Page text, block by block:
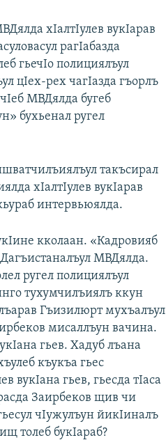
хIалтIулев вукIарав
рагIабазда
гьечIо полициялъул
цIех-рех чагIазда гъорлъ
МВДялда бугеб
бухьенал ругел
такъсирал
хIалтIулев вукIарав
интервьюялда.
кколаан. «Кадровияб
МВДялда.
ругел полициялъул
тухумчилъиялъ ккун
Гъизилюрт мухъалъул
мисаллъун вачина.
гьев. Хадуб лъана
къукъа гьес
вукIана гьев, гьесда тIаса
Заирбеков щив чи
чIужулъун йикIиналъ
толеб букIараб?